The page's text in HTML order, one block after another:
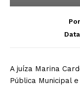
A juíza Marina
Pública Municipal